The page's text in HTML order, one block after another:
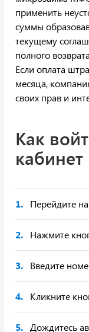
применить
суммы
текущему
полного
Если оплата
месяца,
своих прав и
Как
Перейдите
Нажмите
Введите
Кликните
Дождитесь